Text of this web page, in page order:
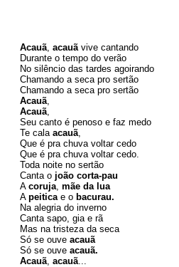
Acauã, acauã vive cantando
Durante o tempo do verão
No silêncio das tardes agoirando
Chamando a seca pro sertão
Chamando a seca pro sertão
Acauã,
Acauã,
Seu canto é penoso e faz medo
Te cala acauã,
Que é pra chuva voltar cedo
Que é pra chuva voltar cedo.
Toda noite no sertão
Canta o joão corta-pau
A coruja, mãe da lua
A peitica e o bacurau.
Na alegria do inverno
Canta sapo, gia e rã
Mas na tristeza da seca
Só se ouve acauã
Só se ouve acauã.
Acauã, acauã...